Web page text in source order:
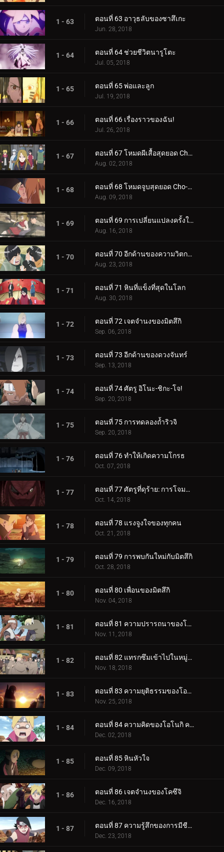
1 - 63 ตอนที่ 63 อาวุธลับของซาสึเกะ
Jun. 28, 2018
1 - 64 ตอนที่ 64 ช่วยชีวิตนารูโตะ
Jul. 05, 2018
1 - 65 ตอนที่ 65 พ่อและลูก
Jul. 19, 2018
1 - 66 ตอนที่ 66 เรื่องราวของฉัน!
Jul. 26, 2018
1 - 67 ตอนที่ 67 โหมดผีเสื้อสุดยอด Cho-Cho!
Aug. 02, 2018
1 - 68 ตอนที่ 68 โหมดจูบสุดยอด Cho-Cho!
Aug. 09, 2018
1 - 69 ตอนที่ 69 การเปลี่ยนแปลงครั้งใหญ่ของความรัก Cho-Cho!
Aug. 16, 2018
1 - 70 ตอนที่ 70 อีกด้านของความวิตกกังวล
Aug. 23, 2018
1 - 71 ตอนที่ 71 หินที่แข็งที่สุดในโลก
Aug. 30, 2018
1 - 72 ตอนที่ 72 เจตจำนงของมิตสึกิ
Sep. 06, 2018
1 - 73 ตอนที่ 73 อีกด้านของดวงจันทร์
Sep. 13, 2018
1 - 74 ตอนที่ 74 ศัตรู อิโนะ-ชิกะ-โจ!
Sep. 20, 2018
1 - 75 ตอนที่ 75 การทดลองถ้ำริวจิ
Sep. 20, 2018
1 - 76 ตอนที่ 76 ทำให้เกิดความโกรธ
Oct. 07, 2018
1 - 77 ตอนที่ 77 ศัตรูที่ดุร้าย: การโจมตีอันดุร้ายของการาก้า!
Oct. 14, 2018
1 - 78 ตอนที่ 78 แรงจูงใจของทุกคน
Oct. 21, 2018
1 - 79 ตอนที่ 79 การพบกันใหม่กับมิตสึกิ
Oct. 28, 2018
1 - 80 ตอนที่ 80 เพื่อนของมิตสึกิ
Nov. 04, 2018
1 - 81 ตอนที่ 81 ความปรารถนาของโบรูโตะ
Nov. 11, 2018
1 - 82 ตอนที่ 82 แทรกซึมเข้าไปในหมู่บ้านหินที่ซ่อนอยู่
Nov. 18, 2018
1 - 83 ตอนที่ 83 ความยุติธรรมของโอโนกิ
Nov. 25, 2018
1 - 84 ตอนที่ 84 ความคิดของโอโนกิ ความคิดของคู
Dec. 02, 2018
1 - 85 ตอนที่ 85 หินหัวใจ
Dec. 09, 2018
1 - 86 ตอนที่ 86 เจตจำนงของโคซึจิ
Dec. 16, 2018
1 - 87 ตอนที่ 87 ความรู้สึกของการมีชีวิต
Dec. 23, 2018